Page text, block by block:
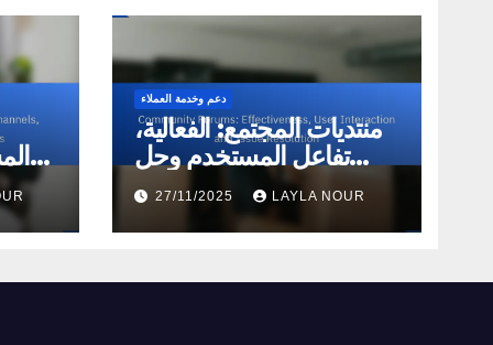
دعم وخدمة العملاء
منتديات المجتمع: الفعالية،
تفاعل المستخدم وحل
المشكلات
27/11/2025 LAYLA NOUR